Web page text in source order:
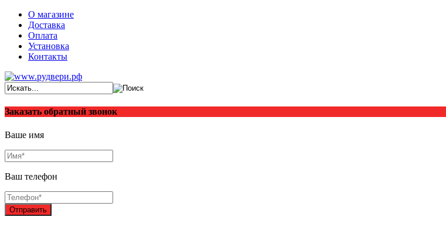
О магазине
Доставка
Оплата
Установка
Контакты
Заказать обратный звонок
Ваше имя
Ваш телефон
Отправить